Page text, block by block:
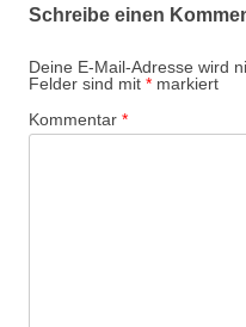
Schreibe einen
Deine E-Mail-Adresse wird
Felder sind mit * markiert
Kommentar *